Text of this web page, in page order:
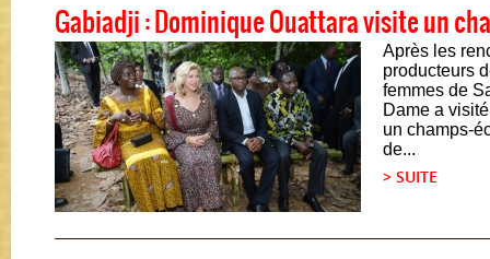
Gabiadji : Dominique Ouattara visite un
Après les
producteurs
femmes de
Dame a
un champs-
de...
> SUITE